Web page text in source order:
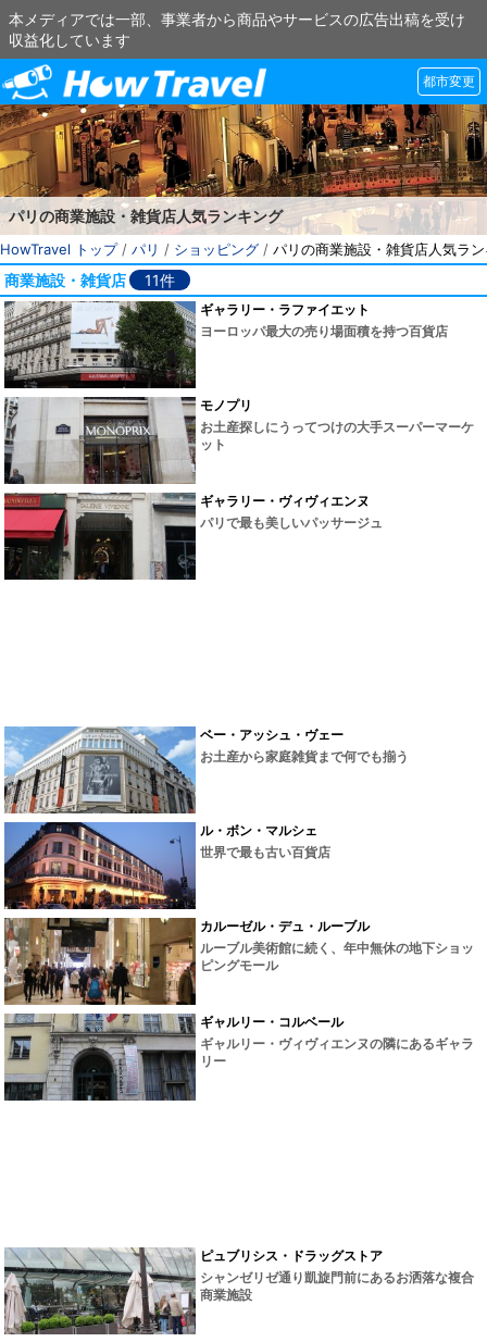
本メディアでは一部、事業者から商品やサービスの広告出稿を受け
収益化しています
都市変更
パリの商業施設・雑貨店人気ランキング
HowTravel トップ/ パリ / ショッピング / パリの商業施設・雑貨店人気ラ
商業施設・雑貨店 11件
ギャラリー・ラファイエット
ヨーロッパ最大の売り場面積を持つ百貨店
モノプリ
お土産探しにうってつけの大手スーパーマーケ
ット
ギャラリー・ヴィヴィエンヌ
パリで最も美しいパッサージュ
ベー・アッシュ・ヴェー
お土産から家庭雑貨まで何でも揃う
ル・ボン・マルシェ
世界で最も古い百貨店
カルーゼル・デュ・ルーブル
ルーブル美術館に続く、年中無休の地下ショッ
ピングモール
ギャルリー・コルベール
ギャルリー・ヴィヴィエンヌの隣にあるギャラ
リー
ピュブリシス・ドラッグストア
シャンゼリゼ通り凱旋門前にあるお洒落な複合
商業施設